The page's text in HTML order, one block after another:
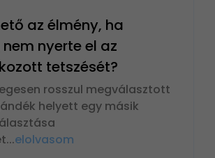
az élmény, ha
nyerte el az
tetszését?
rosszul megválasztott
helyett egy másik
...elolvasom